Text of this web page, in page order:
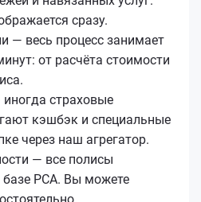
сразу.
— весь процесс занимает
от расчёта стоимости
страховые
кэшбэк и специальные
через наш агрегатор.
— все полисы
базе РСА. Вы можете